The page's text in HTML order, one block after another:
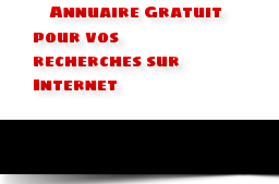
Annuaire Gratuit
pour vos
recherches sur
Internet